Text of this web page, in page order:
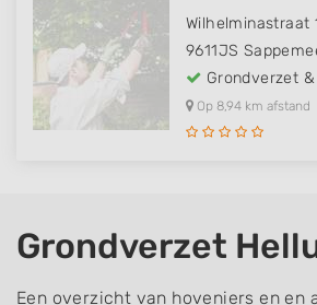
Wilhelminastraat
9611JS
Grondverzet
Op 8,94 km afstand
Grondverzet
Een overzicht van hoveniers en en